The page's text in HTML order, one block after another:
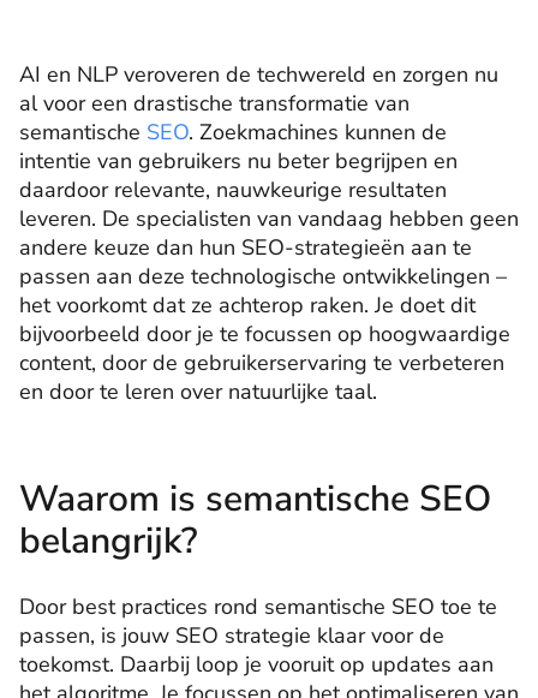
AI en NLP veroveren de techwereld en zorgen nu
al voor een drastische transformatie van
semantische SEO. Zoekmachines kunnen de
intentie van gebruikers nu beter begrijpen en
daardoor relevante, nauwkeurige resultaten
leveren. De specialisten van vandaag hebben geen
andere keuze dan hun SEO-strategieën aan te
passen aan deze technologische ontwikkelingen –
het voorkomt dat ze achterop raken. Je doet dit
bijvoorbeeld door je te focussen op hoogwaardige
content, door de gebruikerservaring te verbeteren
en door te leren over natuurlijke taal.
Waarom is semantische SEO
belangrijk?
Door best practices rond semantische SEO toe te
passen, is jouw SEO strategie klaar voor de
toekomst. Daarbij loop je vooruit op updates aan